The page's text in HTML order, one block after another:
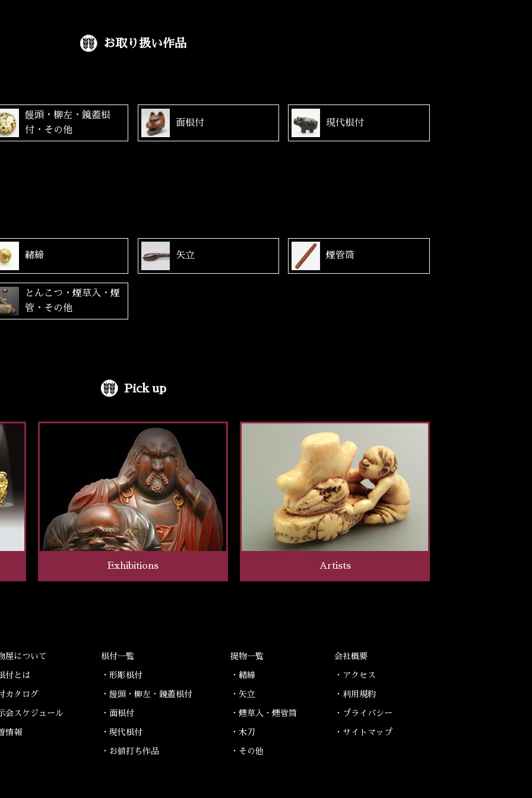
お取り扱い作品
饅頭・柳左・鏡蓋根
付・その他
面根付 現代根付
緒締 矢立 煙管筒
とんこつ・煙草入・煙
管・その他
Pick up
Exhibitions Artists
屋について
付とは
カタログ
会スケジュール
情報
根付一覧
・形彫根付
・饅頭・柳左・鏡蓋根付
・面根付
・現代根付
・お値打ち作品
提物一覧
・緒締
・矢立
・煙草入・煙管筒
・木刀
・その他
会社概要
・アクセス
・利用規約
・プライバシー
・サイトマップ